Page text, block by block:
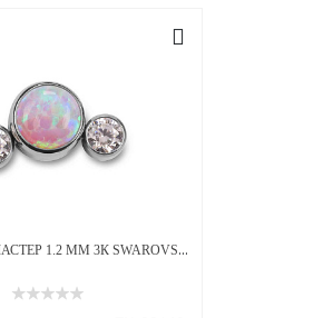
НАКРУТКА КЛАСТЕР 1.2 ММ 3К SWAROVSKI CLEAR ОПАЛ OP-08 ТИТАН